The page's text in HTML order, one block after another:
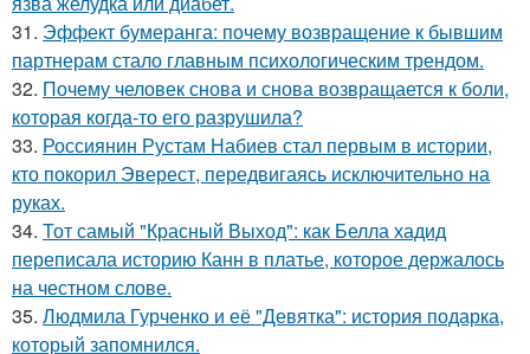
31. Эффект бумеранга: почему возвращение к бывшим
партнерам стало главным психологическим трендом.
32. Почему человек снова и снова возвращается к боли,
которая когда-то его разрушила?
33. Россиянин Рустам Набиев стал первым в истории,
кто покорил Эверест, передвигаясь исключительно на
руках.
34. Тот самый "Красный Выход": как Белла хадид
переписала историю Канн в платье, которое держалось
на честном слове.
35. Людмила Гурченко и её "Девятка": история подарка,
который запомнился.